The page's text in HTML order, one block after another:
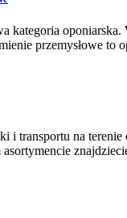
kategoria
przemysłowe to
i transportu na